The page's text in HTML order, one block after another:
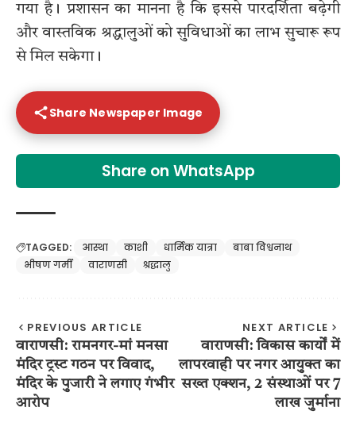
गया है। प्रशासन का मानना है कि इससे पारदर्शिता बढ़ेगी
और वास्तविक श्रद्धालुओं को सुविधाओं का लाभ सुचारू रूप
से मिल सकेगा।
Share Newspaper Image
Share on WhatsApp
TAGGED: आस्था काशी धार्मिक यात्रा
बाबा विश्वनाथ
भीषण गर्मी
वाराणसी श्रद्धालु
PREVIOUS ARTICLE
वाराणसी: रामनगर-मां मनसा
मंदिर ट्रस्ट गठन पर विवाद,
मंदिर के पुजारी ने लगाए गंभीर
आरोप
NEXT ARTICLE
वाराणसी: विकास कार्यों में
लापरवाही पर नगर आयुक्त का
सख्त एक्शन, 2 संस्थाओं पर 7
लाख जुर्माना